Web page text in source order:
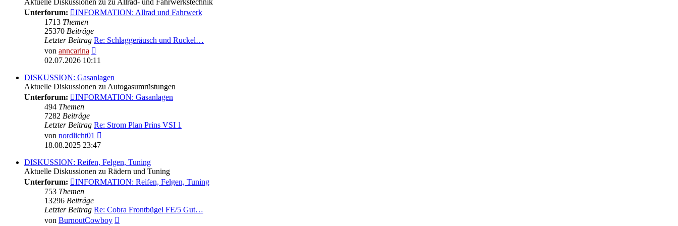
Aktuelle Diskussionen zu zu Allrad- und Fahrwerkstechnik
Unterforum:
INFORMATION: Allrad und Fahrwerk
1713 Themen
25370 Beiträge
Letzter Beitrag Re: Schlaggeräusch und Ruckel…
von anncarina
Beitrag
02.07.2026 10:11
DISKUSSION: Gasanlagen
Aktuelle Diskussionen zu Autogasumrüstungen
Unterforum:
INFORMATION: Gasanlagen
494 Themen
7282 Beiträge
Letzter Beitrag Re: Strom Plan Prins VSI 1
von nordlicht01
18.08.2025 23:47
DISKUSSION: Reifen, Felgen, Tuning
Aktuelle Diskussionen zu Rädern und Tuning
Unterforum:
INFORMATION: Reifen, Felgen, Tuning
753 Themen
13296 Beiträge
Letzter Beitrag Re: Cobra Frontbügel FE/5 Gut…
von BurnoutCowboy